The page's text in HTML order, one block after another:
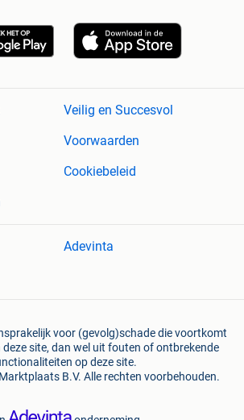
Veilig en Succesvol
Voorwaarden
Cookiebeleid
Adevinta
voor (gevolg)schade die voortkomt
site, dan wel uit fouten of ontbrekende
op deze site.
B.V. Alle rechten voorbehouden.